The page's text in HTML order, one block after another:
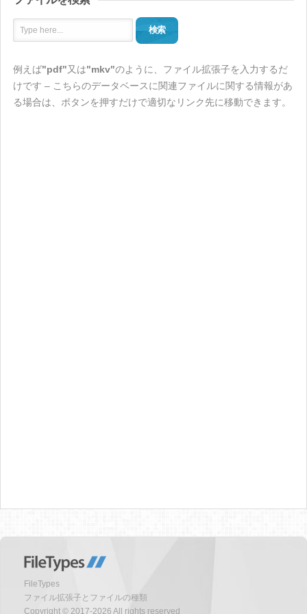
検索
例えば"pdf"又は"mkv"のように、ファイル拡張子を入力するだ
けです – こちらのデータベースに関連ファイルに関する情報があ
る場合は、ボタンを押すだけで適切なリンク先に移動できます。
FileTypes
ファイル拡張子とファイルの種類
Copyright © 2017-2026 All rights reserved